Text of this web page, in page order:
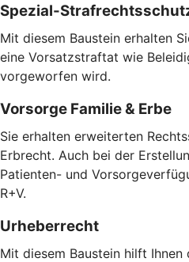
Spezial-
Mit diesem Baustein erhalten
eine Vorsatzstraftat wie
vorgeworfen wird.
Vorsorge Familie & Erbe
Sie erhalten erweiterten
Erbrecht. Auch bei der
Patienten- und
R+V.
Urheberrecht
Mit diesem Baustein hilft Ihnen